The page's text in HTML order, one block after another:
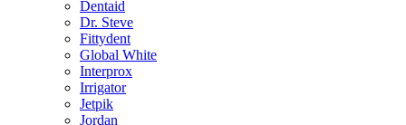
Dentaid
Dr. Steve
Fittydent
Global White
Interprox
Irrigator
Jetpik
Jordan